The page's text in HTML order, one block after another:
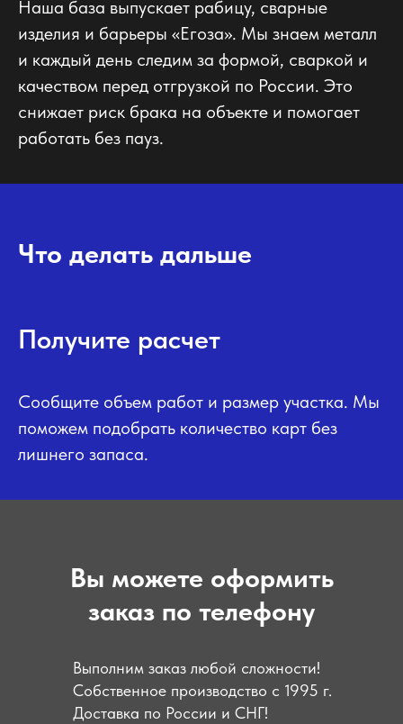
Наша база выпускает рабицу, сварные
изделия и барьеры «Егоза». Мы знаем металл
и каждый день следим за формой, сваркой и
качеством перед отгрузкой по России. Это
снижает риск брака на объекте и помогает
работать без пауз.
Что делать дальше
Получите расчет
Сообщите объем работ и размер участка. Мы
поможем подобрать количество карт без
лишнего запаса.
Вы можете оформить
заказ по телефону
Выполним заказ любой сложности!
Собственное производство с 1995 г.
Доставка по России и СНГ!